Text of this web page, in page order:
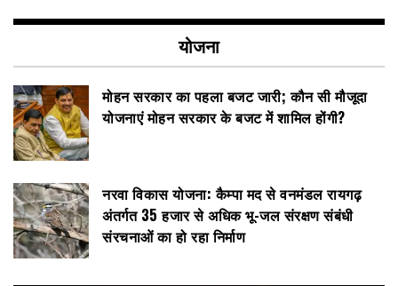
योजना
मोहन सरकार का पहला बजट जारी; कौन सी मौजूदा
योजनाएं मोहन सरकार के बजट में शामिल होंगी?
नरवा विकास योजना: कैम्पा मद से वनमंडल रायगढ़
अंतर्गत 35 हजार से अधिक भू-जल संरक्षण संबंधी
संरचनाओं का हो रहा निर्माण